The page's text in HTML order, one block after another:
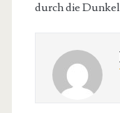
durch die